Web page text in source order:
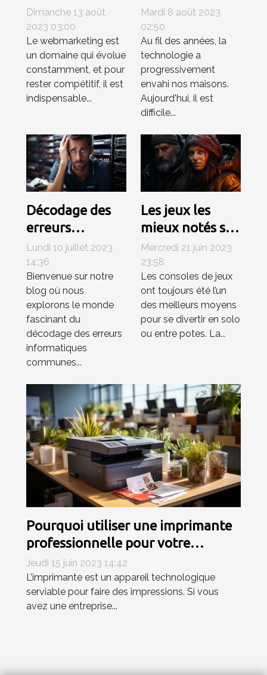
dans le
webmarketing
Dimanche 13 août
2023 03:00
Le webmarketing est
un domaine qui évolue
constamment, et pour
rester compétitif, il est
indispensable...
luxe ou une
nécessité ?
Mardi 8 août 2023
02:50
Au fil des années, la
technologie a
progressivement
envahi nos maisons.
Aujourd'hui, il est
difficile...
Décodage des
erreurs
informatiques
communes et
solutions
pratiques sur
Fatal-error.net
Lundi 10 juillet 2023
14:36
Bienvenue sur notre
blog où nous
explorons le monde
fascinant du
décodage des erreurs
informatiques
communes...
Les jeux les
mieux notés sur
la PlayStation 5
Mercredi 21 juin 2023
23:58
Les consoles de jeux
ont toujours été l’un
des meilleurs moyens
pour se divertir en solo
ou entre potes. La...
Pourquoi utiliser une imprimante
professionnelle pour votre
entreprise ?
Jeudi 15 juin 2023 14:42
L’imprimante est un appareil technologique
serviable pour faire des impressions. Si vous
avez une entreprise...